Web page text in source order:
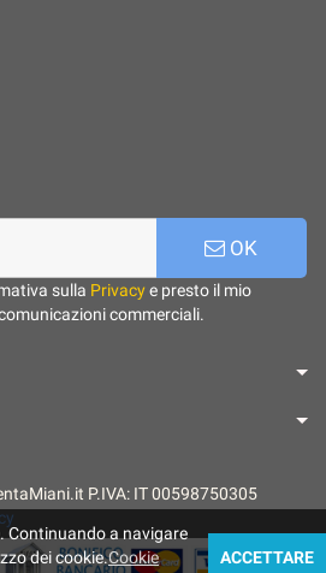
OK
sulla Privacye presto il mio
commerciali.
P.IVA: IT 00598750305
Continuando a navigare
dei cookie.Cookie
ACCETTARE